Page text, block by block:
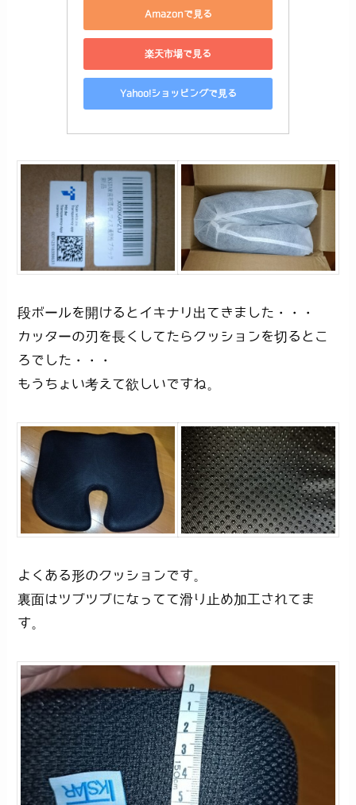
Amazonで見る
楽天市場で見る
Yahoo!ショッピングで見る
段ボールを開けるとイキナリ出てきました・・・
カッターの刃を長くしてたらクッションを切るとこ
ろでした・・・
もうちょい考えて欲しいですね。
よくある形のクッションです。
裏面はツブツブになってて滑り止め加工されてま
す。